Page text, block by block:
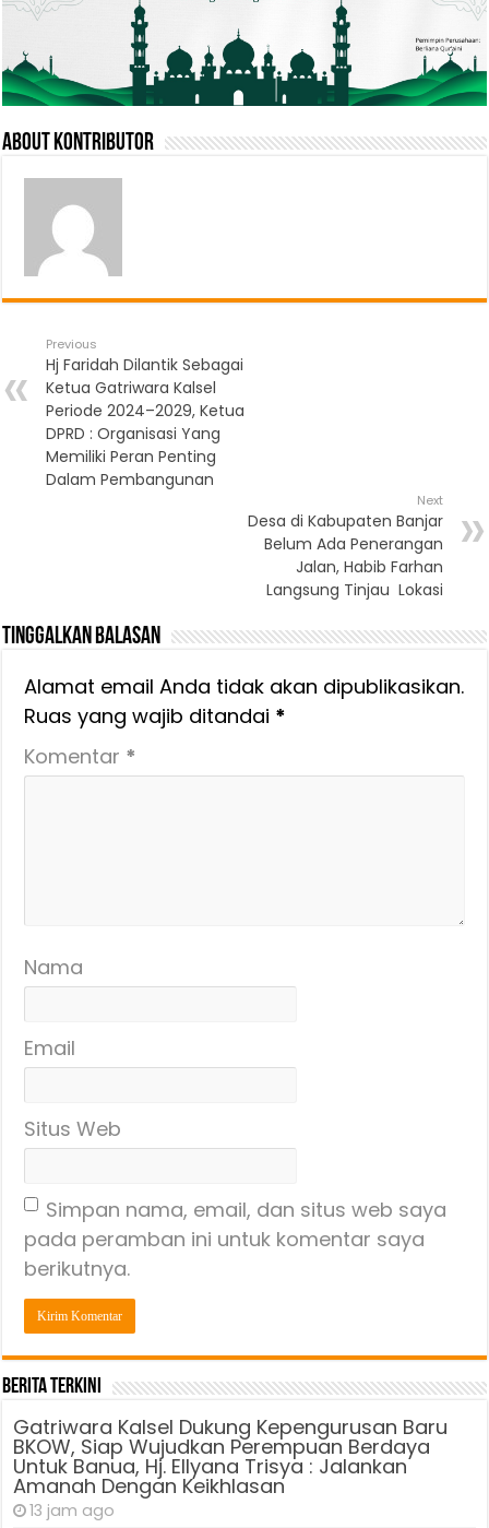
About Kontributor
Previous
Hj Faridah Dilantik Sebagai
Ketua Gatriwara Kalsel
Periode 2024–2029, Ketua
DPRD : Organisasi Yang
Memiliki Peran Penting
Dalam Pembangunan
Next
Desa di Kabupaten Banjar
Belum Ada Penerangan
Jalan, Habib Farhan
Langsung Tinjau Lokasi
Tinggalkan Balasan
Alamat email Anda tidak akan dipublikasikan.
Ruas yang wajib ditandai *
Komentar *
Nama
Email
Situs Web
Simpan nama, email, dan situs web saya
pada peramban ini untuk komentar saya
berikutnya.
Berita Terkini
Gatriwara Kalsel Dukung Kepengurusan Baru
BKOW, Siap Wujudkan Perempuan Berdaya
Untuk Banua, Hj. Ellyana Trisya : Jalankan
Amanah Dengan Keikhlasan
13 jam ago